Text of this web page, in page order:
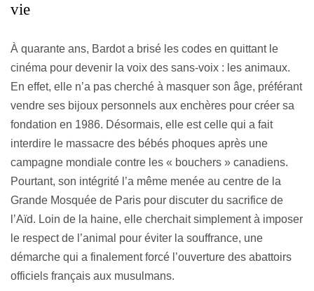
vie
À quarante ans, Bardot a brisé les codes en quittant le
cinéma pour devenir la voix des sans-voix : les animaux.
En effet, elle n’a pas cherché à masquer son âge, préférant
vendre ses bijoux personnels aux enchères pour créer sa
fondation en 1986. Désormais, elle est celle qui a fait
interdire le massacre des bébés phoques après une
campagne mondiale contre les « bouchers » canadiens.
Pourtant, son intégrité l’a même menée au centre de la
Grande Mosquée de Paris pour discuter du sacrifice de
l’Aïd. Loin de la haine, elle cherchait simplement à imposer
le respect de l’animal pour éviter la souffrance, une
démarche qui a finalement forcé l’ouverture des abattoirs
officiels français aux musulmans.